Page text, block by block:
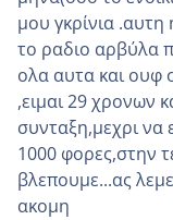
μου γκρίνια .αυτη
το ραδιο αρβύλα
ολα αυτα και ουφ
,ειμαι 29 χρονων
συνταξη,μεχρι να
1000 φορες,στην
βλεπουμε...ας
ακομη